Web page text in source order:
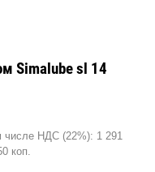
Simalube sl 14
числе НДС (22%): 1 291
коп.